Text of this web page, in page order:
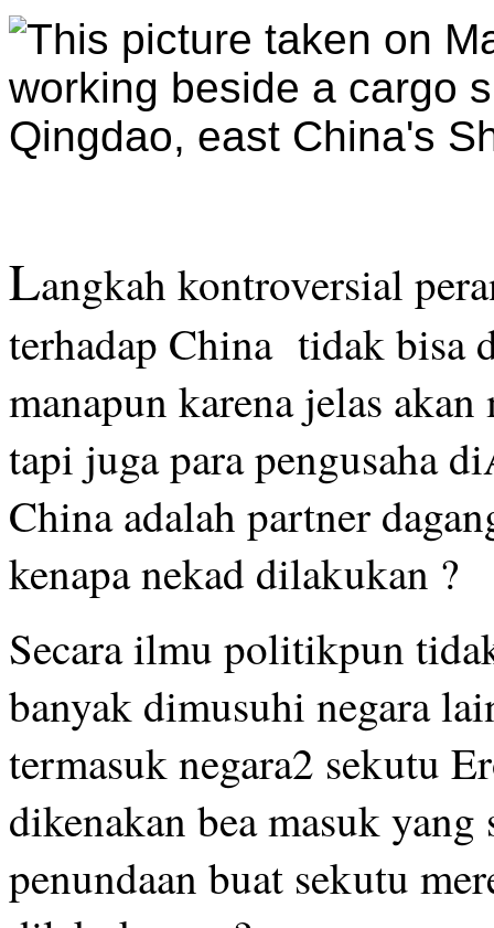
Langkah kontroversial
terhadap China tidak bisa
manapun karena jelas
tapi juga para pengusaha
China adalah partner
kenapa nekad dilakukan ?
Secara ilmu politikpun
banyak dimusuhi negara
termasuk negara2 sekutu
dikenakan bea masuk
penundaan buat sekutu